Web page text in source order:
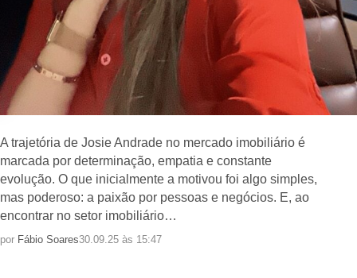
A trajetória de Josie Andrade no mercado imobiliário é
marcada por determinação, empatia e constante
evolução. O que inicialmente a motivou foi algo simples,
mas poderoso: a paixão por pessoas e negócios. E, ao
encontrar no setor imobiliário…
por Fábio Soares30.09.25 às 15:47